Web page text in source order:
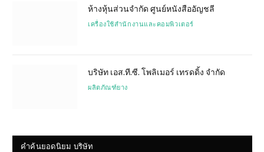
ห้างหุ้นส่วนจำกัด ศูนย์หนังสืออัญชลี
เครื่องใช้สำนักงานและคอมพิวเตอร์
บริษัท เอส.ที.ซี. โพลิเมอร์ เทรดดิ้ง จำกัด
ผลิตภัณฑ์ยาง
คำค้นยอดนิยม บริษัท